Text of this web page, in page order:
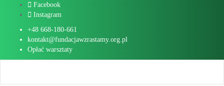
Facebook
Instagram
+48 668-180-661
kontakt@fundacjawzrastamy.org.pl
Opłać warsztaty